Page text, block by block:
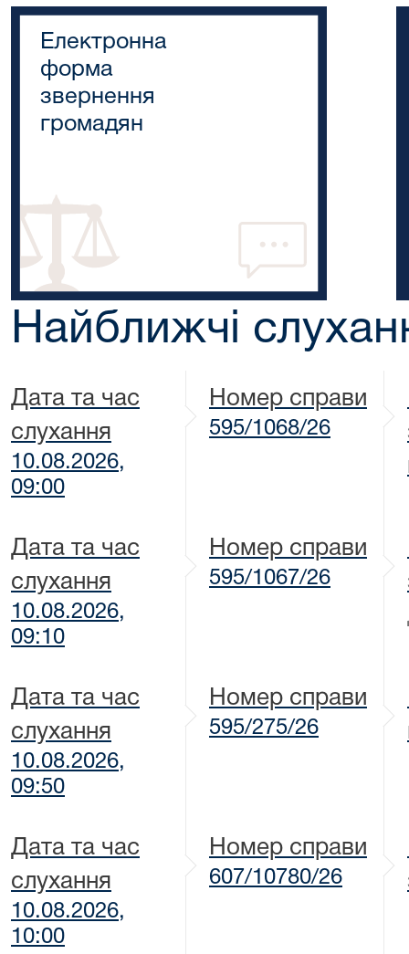
Електронна
форма
звернення
громадян
Найближчі
Дата та час
слухання
10.08.2026,
09:00
Номер справи
595/1068/26
Дата та час
слухання
10.08.2026,
09:10
Номер справи
595/1067/26
Дата та час
слухання
10.08.2026,
09:50
Номер справи
595/275/26
Дата та час
слухання
10.08.2026,
10:00
Номер справи
607/10780/26